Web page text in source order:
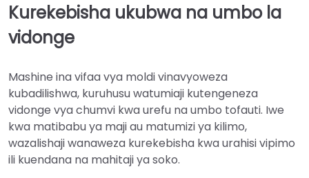
Kurekebisha ukubwa na umbo la
vidonge
Mashine ina vifaa vya moldi vinavyoweza
kubadilishwa, kuruhusu watumiaji kutengeneza
vidonge vya chumvi kwa urefu na umbo tofauti. Iwe
kwa matibabu ya maji au matumizi ya kilimo,
wazalishaji wanaweza kurekebisha kwa urahisi vipimo
ili kuendana na mahitaji ya soko.